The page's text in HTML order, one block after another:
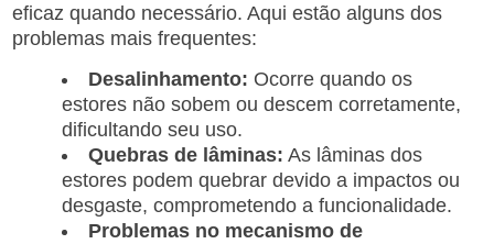
eficaz quando necessário. Aqui estão alguns dos
problemas mais frequentes:
Desalinhamento: Ocorre quando os
estores não sobem ou descem corretamente,
dificultando seu uso.
Quebras de lâminas: As lâminas dos
estores podem quebrar devido a impactos ou
desgaste, comprometendo a funcionalidade.
Problemas no mecanismo de